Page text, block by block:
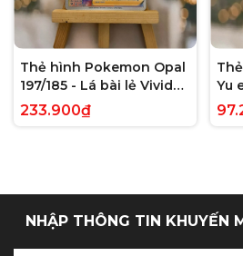
Thẻ hình Pokemon Opal
197/185 - Lá bài lẻ Vivid
Voltage Hyper Rare tiếng
Anh chính hãng
233.900₫
Yu
NHẬP THÔNG TIN KHUYẾN